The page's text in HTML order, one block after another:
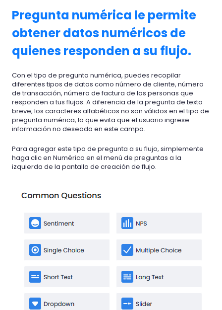
Pregunta numérica le permite
obtener datos numéricos de
quienes responden a su flujo.
Con el tipo de pregunta numérica, puedes recopilar
diferentes tipos de datos como número de cliente, número
de transacción, número de factura de las personas que
responden a tus flujos. A diferencia de la pregunta de texto
breve, los caracteres alfabéticos no son válidos en el tipo de
pregunta numérica, lo que evita que el usuario ingrese
información no deseada en este campo.
Para agregar este tipo de pregunta a su flujo, simplemente
haga clic en Numérico en el menú de preguntas a la
izquierda de la pantalla de creación de flujo.